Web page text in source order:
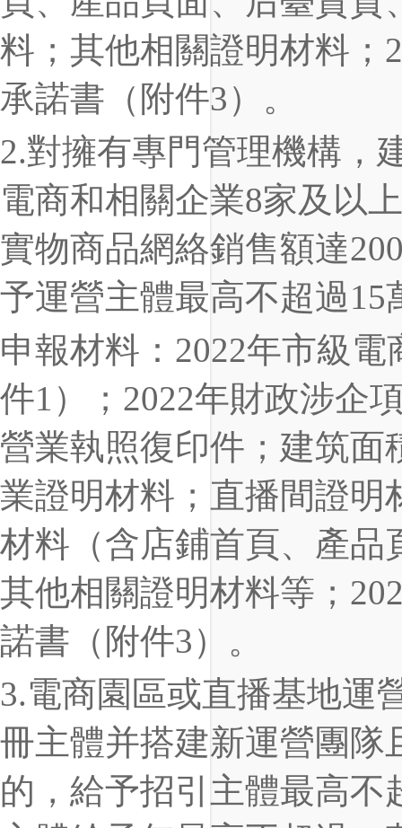
料；其他相關證明材料；
承諾書（附件3）。
2.對擁有專門管理機構，
電商和相關企業8家及以
實物商品網絡銷售額達
予運營主體最高不超過15
申報材料：2022年市級
件1）；2022年財政涉企
營業執照復印件；建筑面
業證明材料；直播間證明
材料（含店鋪首頁、產品
其他相關證明材料等；
諾書（附件3）。
3.電商園區或直播基地運
冊主體并搭建新運營團隊
的，給予招引主體最高不